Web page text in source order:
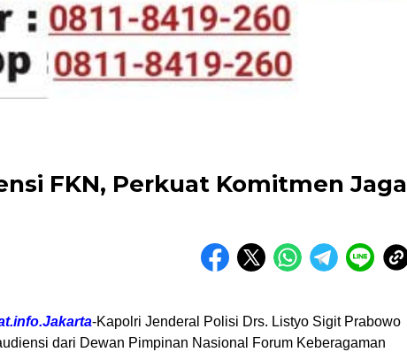
FKN, Perkuat Komitmen Jaga
-Kapolri Jenderal Polisi Drs. Listyo Sigit Prabowo
dari Dewan Pimpinan Nasional Forum Keberagaman